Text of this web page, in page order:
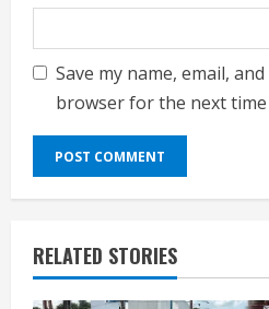
Save my name, email,
browser for the next time
RELATED STORIES